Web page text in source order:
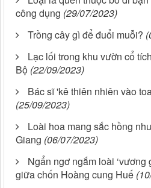
công dụng (29/07/2023)
Trồng cây gì để đuổi muỗi?
Lạc lối trong khu vườn cổ
Bộ (22/09/2023)
Bác sĩ 'kê thiên nhiên vào
(25/09/2023)
Loài hoa mang sắc hồng
Giang (06/07/2023)
Ngẩn ngơ ngắm loài ‘vương
giữa chốn Hoàng cung Huế